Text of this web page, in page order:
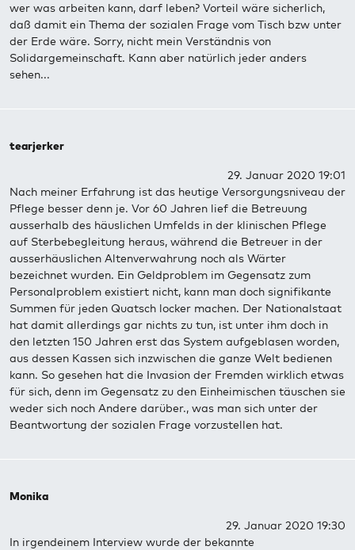
wer was arbeiten kann, darf leben? Vorteil wäre sicherlich,
daß damit ein Thema der sozialen Frage vom Tisch bzw unter
der Erde wäre. Sorry, nicht mein Verständnis von
Solidargemeinschaft. Kann aber natürlich jeder anders
sehen...
tearjerker
29. Januar 2020 19:01
Nach meiner Erfahrung ist das heutige Versorgungsniveau der
Pflege besser denn je. Vor 60 Jahren lief die Betreuung
ausserhalb des häuslichen Umfelds in der klinischen Pflege
auf Sterbebegleitung heraus, während die Betreuer in der
ausserhäuslichen Altenverwahrung noch als Wärter
bezeichnet wurden. Ein Geldproblem im Gegensatz zum
Personalproblem existiert nicht, kann man doch signifikante
Summen für jeden Quatsch locker machen. Der Nationalstaat
hat damit allerdings gar nichts zu tun, ist unter ihm doch in
den letzten 150 Jahren erst das System aufgeblasen worden,
aus dessen Kassen sich inzwischen die ganze Welt bedienen
kann. So gesehen hat die Invasion der Fremden wirklich etwas
für sich, denn im Gegensatz zu den Einheimischen täuschen sie
weder sich noch Andere darüber., was man sich unter der
Beantwortung der sozialen Frage vorzustellen hat.
Monika
29. Januar 2020 19:30
In irgendeinem Interview wurde der bekannte